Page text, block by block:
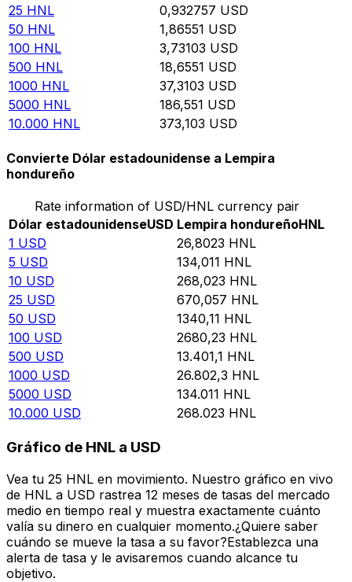
25 HNL 0,932757 USD
50 HNL 1,86551 USD
100 HNL 3,73103 USD
500 HNL 18,6551 USD
1000 HNL 37,3103 USD
5000 HNL 186,551 USD
10.000 HNL 373,103 USD
Convierte Dólar estadounidense a Lempira
hondureño
Rate information of USD/HNL currency pair
Dólar estadounidenseUSD Lempira hondureñoHNL
1 USD 26,8023 HNL
5 USD 134,011 HNL
10 USD 268,023 HNL
25 USD 670,057 HNL
50 USD 1340,11 HNL
100 USD 2680,23 HNL
500 USD 13.401,1 HNL
1000 USD 26.802,3 HNL
5000 USD 134.011 HNL
10.000 USD 268.023 HNL
Gráfico de HNL a USD
Vea tu 25 HNL en movimiento. Nuestro gráfico en vivo
de HNL a USD rastrea 12 meses de tasas del mercado
medio en tiempo real y muestra exactamente cuánto
valía su dinero en cualquier momento.¿Quiere saber
cuándo se mueve la tasa a su favor?Establezca una
alerta de tasa y le avisaremos cuando alcance tu
objetivo.